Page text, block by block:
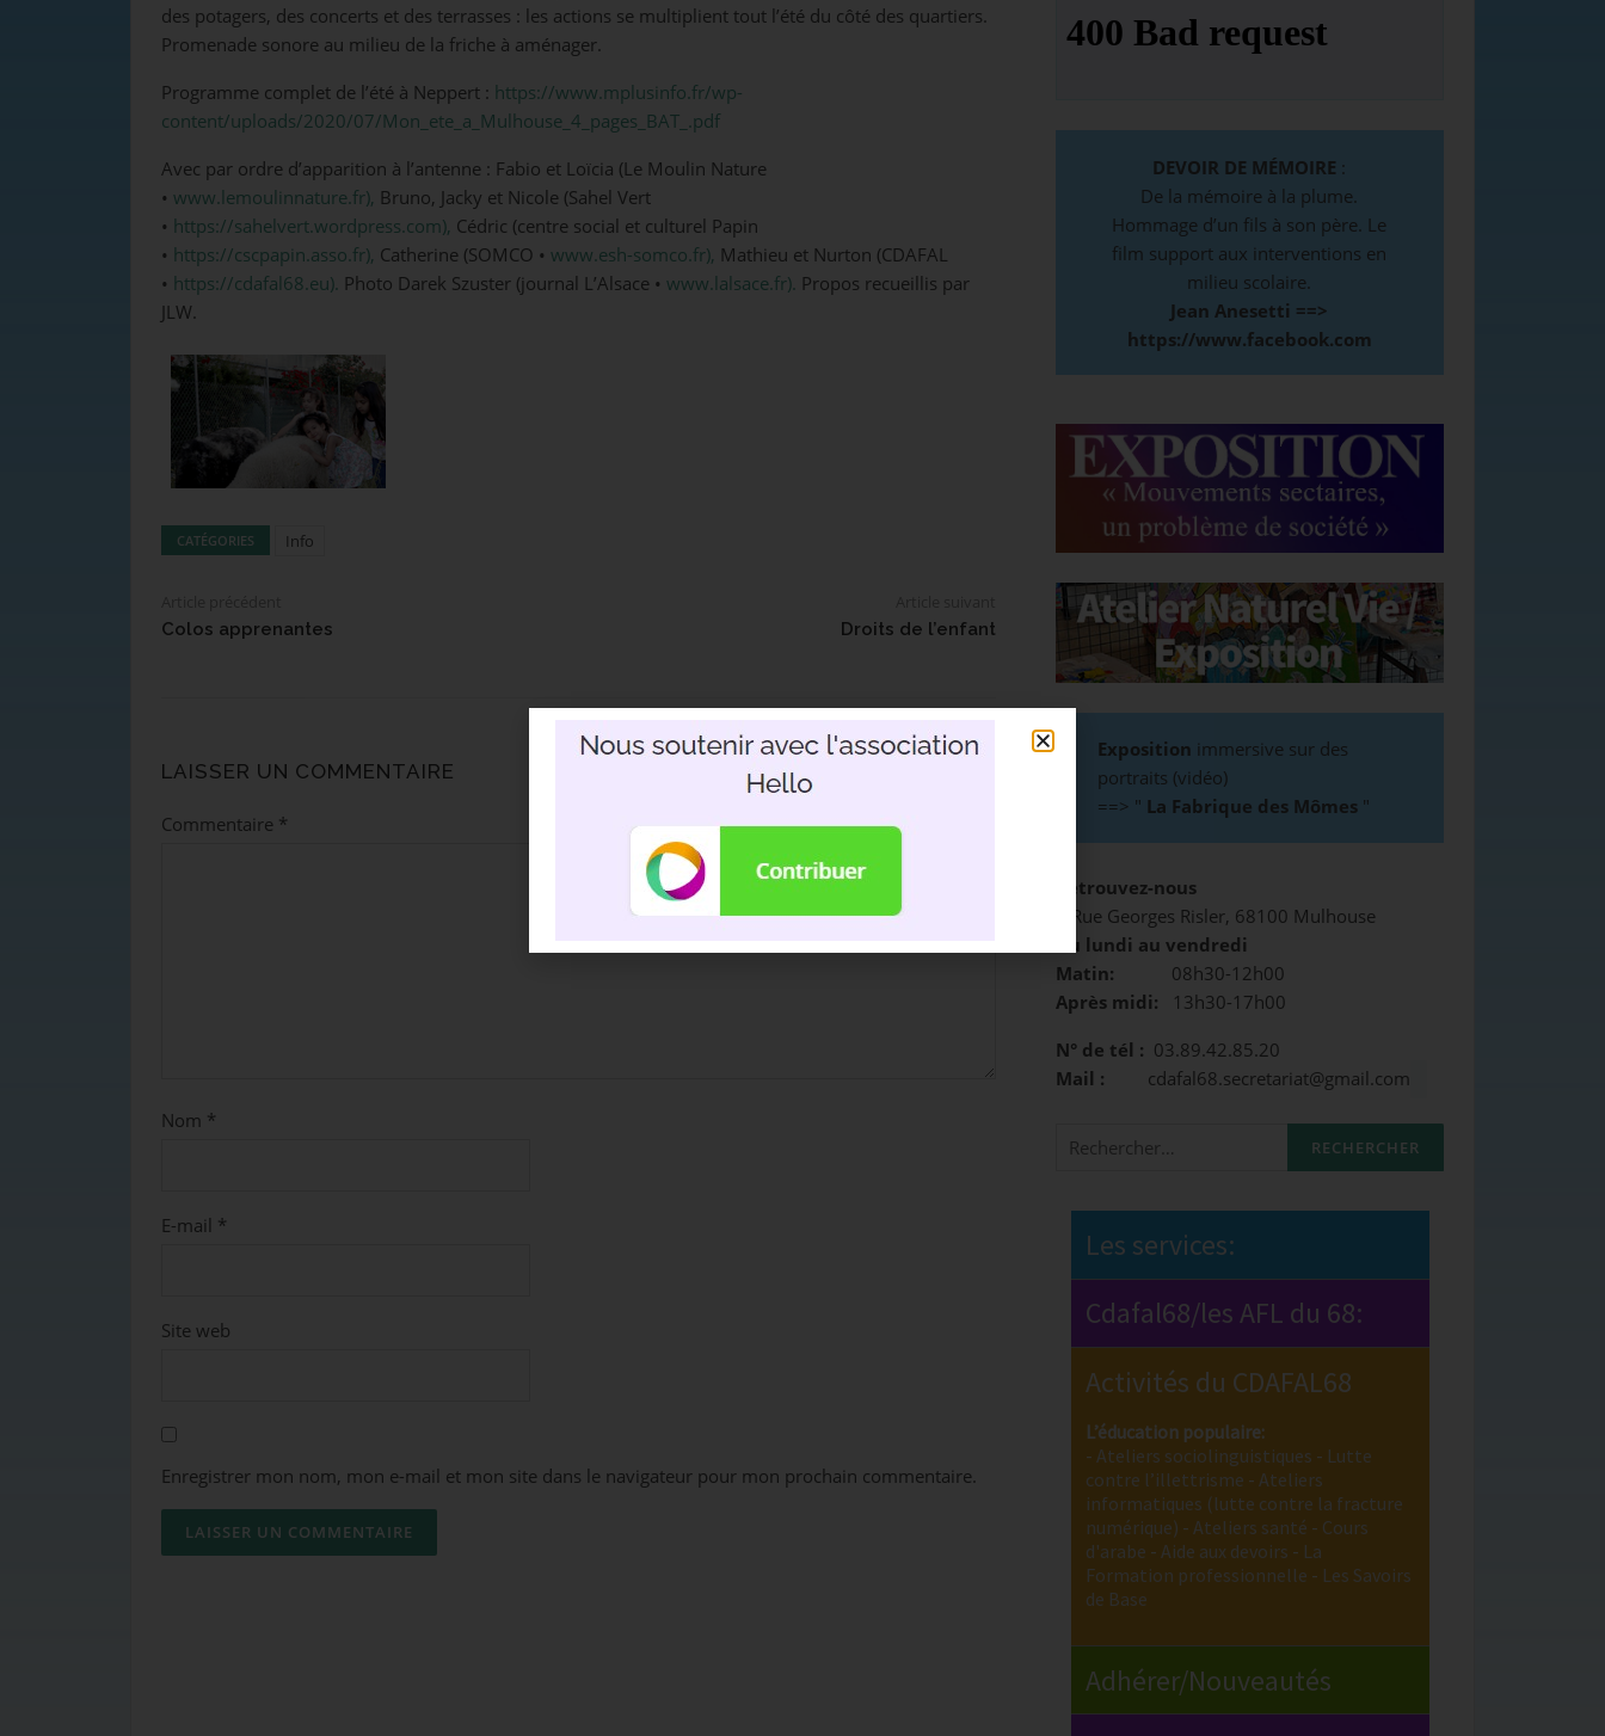
des potagers, des concerts et des terrasses : les actions se multiplient tout l’été du côté des quartiers.
Promenade sonore au milieu de la friche à aménager.
Programme complet de l’été à Neppert : https://www.mplusinfo.fr/wp-
content/uploads/2020/07/Mon_ete_a_Mulhouse_4_pages_BAT_.pdf
Avec par ordre d’apparition à l’antenne : Fabio et Loïcia (Le Moulin Nature
• www.lemoulinnature.fr), Bruno, Jacky et Nicole (Sahel Vert
• https://sahelvert.wordpress.com), Cédric (centre social et culturel Papin
• https://cscpapin.asso.fr), Catherine (SOMCO • www.esh-somco.fr), Mathieu et Nurton (CDAFAL
• https://cdafal68.eu). Photo Darek Szuster (journal L’Alsace • www.lalsace.fr). Propos recueillis par
JLW.
CATÉGORIES Info
Colos apprenantes
Droits de l’enfant
LAISSER UN COMMENTAIRE
Commentaire *
Nom *
E-mail *
Site web
Enregistrer mon nom, mon e-mail et mon site dans le navigateur pour mon prochain commentaire.
DEVOIR DE MÉMOIRE :
De la mémoire à la plume.
Hommage d’un fils à son père. Le
film support aux interventions en
milieu scolaire.
Jean Anesetti ==>
https://www.facebook.com
Exposition immersive sur des
portraits (vidéo)
==> " La Fabrique des Mômes "
Retrouvez-nous
3 Rue Georges Risler, 68100 Mulhouse
Du lundi au vendredi
Matin: 08h30-12h00
Après midi: 13h30-17h00
N° de tél : 03.89.42.85.20
Mail : cdafal68.secretariat@gmail.com